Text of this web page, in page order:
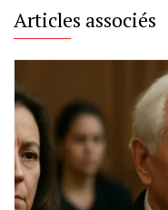
Articles associés